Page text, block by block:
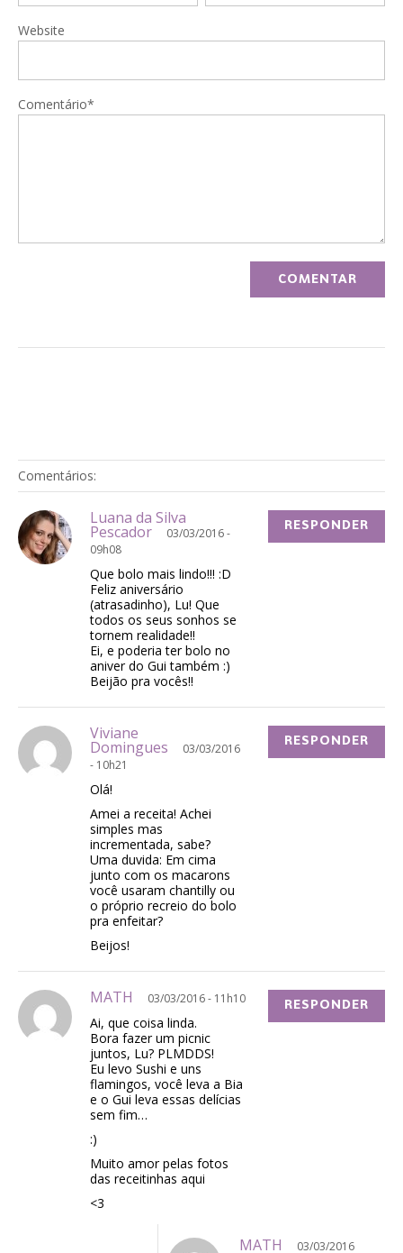
Website
Comentário*
Comentários:
Luana da Silva
Pescador
03/03/2016 -
09h08
Que bolo mais lindo!!! :D
Feliz aniversário
(atrasadinho), Lu! Que
todos os seus sonhos se
tornem realidade!!
Ei, e poderia ter bolo no
aniver do Gui também :)
Beijão pra vocês!!
RESPONDER
Viviane
Domingues
03/03/2016
- 10h21
Olá!
Amei a receita! Achei
simples mas
incrementada, sabe?
Uma duvida: Em cima
junto com os macarons
você usaram chantilly ou
o próprio recreio do bolo
pra enfeitar?
Beijos!
RESPONDER
MATH 03/03/2016 - 11h10
Ai, que coisa linda.
Bora fazer um picnic
juntos, Lu? PLMDDS!
Eu levo Sushi e uns
flamingos, você leva a Bia
e o Gui leva essas delícias
sem fim…
:)
Muito amor pelas fotos
das receitinhas aqui
<3
RESPONDER
MATH
03/03/2016